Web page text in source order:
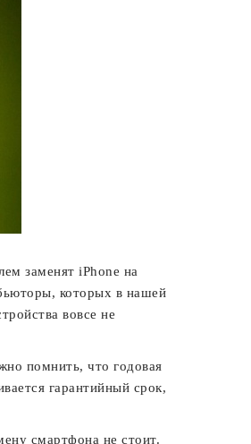
заменят iPhone на
которых в нашей
вовсе не
помнить, что годовая
гарантийный срок,
смартфона не стоит.